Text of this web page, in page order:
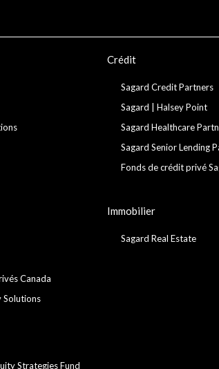
Crédit
Sagard Credit Partners
Sagard | Halsey Point
Sagard Healthcare
Sagard Senior Lending
Fonds de crédit privé
Canada
Solutions
Strategies Fund
Immobilier
Sagard Real Estate